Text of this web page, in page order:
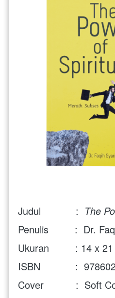
Judul            : The
Penulis         :  Dr.
Ukuran         : 14 x
ISBN            :
Cover           :  Soft